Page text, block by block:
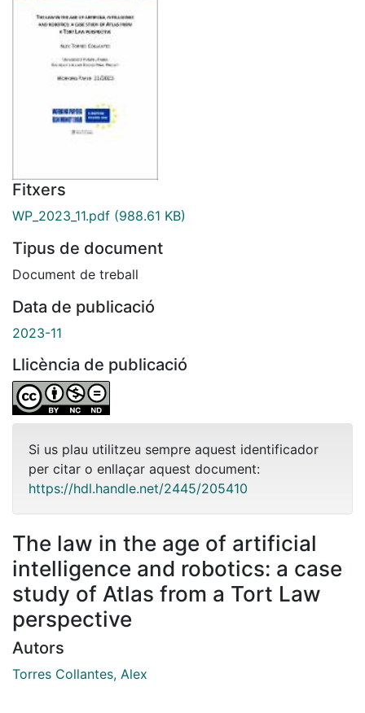
Fitxers
WP_2023_11.pdf (988.61 KB)
Tipus de document
Document de treball
Data de publicació
2023-11
Llicència de publicació
Si us plau utilitzeu sempre aquest identificador
per citar o enllaçar aquest document:
https://hdl.handle.net/2445/205410
The law in the age of artificial
intelligence and robotics: a case
study of Atlas from a Tort Law
perspective
Autors
Torres Collantes, Alex